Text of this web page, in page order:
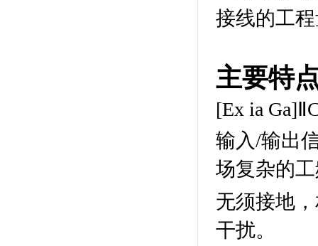
接线的工
主要特
[Ex ia
输入/输出
场复杂的
无须接地
干扰。